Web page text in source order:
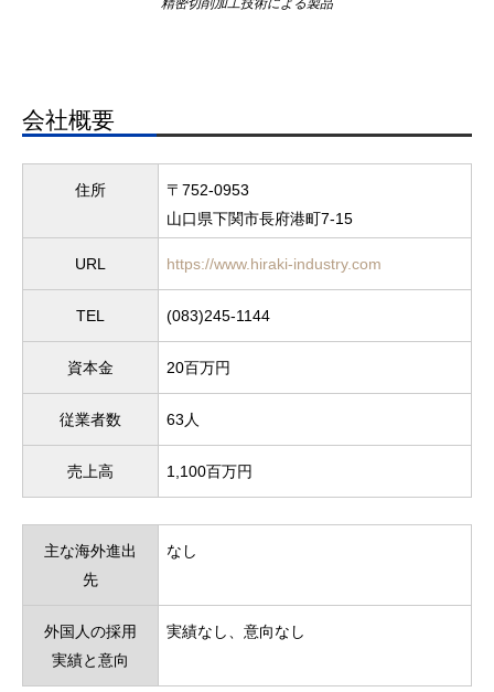
精密切削加工技術による製品
会社概要
住所
〒752-0953
山口県下関市長府港町7-15
URL https://www.hiraki-industry.com
TEL (083)245-1144
資本金 20百万円
従業者数 63人
売上高 1,100百万円
主な海外進出
先
なし
外国人の採用
実績と意向
実績なし、意向なし